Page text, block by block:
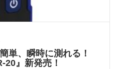
単、瞬時に測れる！
20』新発売！